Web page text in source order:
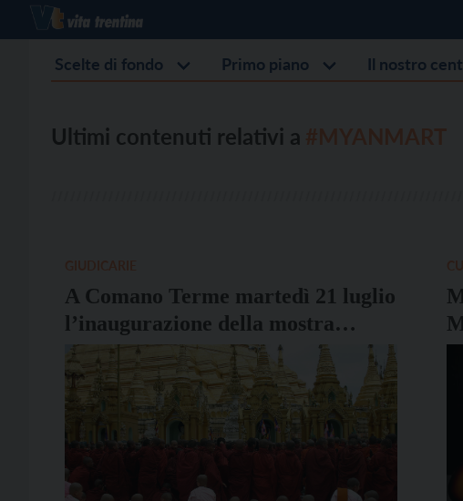
Scelte di fondo Primo piano Il nostro
Ultimi contenuti relativi a
A Comano Terme martedì 21 luglio
l’inaugurazione della mostra
“Myanmar. Popoli, diritti, conflitti
dimenticati”